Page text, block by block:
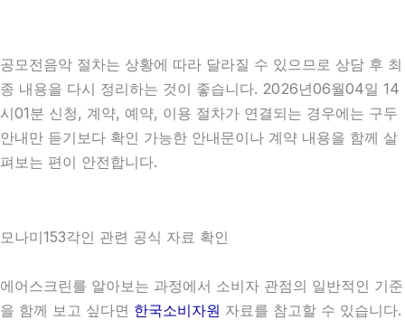
공모전음악 절차는 상황에 따라 달라질 수 있으므로 상담 후 최
종 내용을 다시 정리하는 것이 좋습니다. 2026년06월04일 14
시01분 신청, 계약, 예약, 이용 절차가 연결되는 경우에는 구두
안내만 듣기보다 확인 가능한 안내문이나 계약 내용을 함께 살
펴보는 편이 안전합니다.
모나미153각인 관련 공식 자료 확인
에어스크린를 알아보는 과정에서 소비자 관점의 일반적인 기준
을 함께 보고 싶다면 한국소비자원 자료를 참고할 수 있습니다.